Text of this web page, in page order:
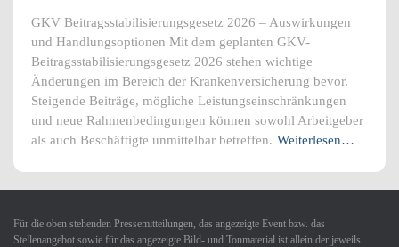
GKV Beitragsstabilisierungsgesetz 2026 – Auswirkungen
und Handlungsoptionen Mit dem geplanten GKV-
Beitragsstabilisierungsgesetz 2026 stehen wichtige
Änderungen im Bereich der Krankenversicherung bevor.
Steigende Beiträge, mögliche Leistungseinschränkungen
und neue Rahmenbedingungen können sowohl Arbeitgeber
als auch Beschäftigte unmittelbar betreffen. Weiterlesen…
Für die oben stehenden Pressemitteilungen, das angezeigte Event bzw. das
Stellenangebot sowie für das angezeigte Bild- und Tonmaterial ist allein der jeweils